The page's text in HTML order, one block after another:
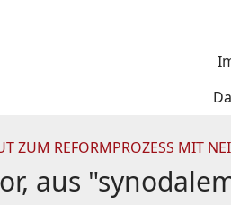
ZUM REFORMPROZESS MIT
aus